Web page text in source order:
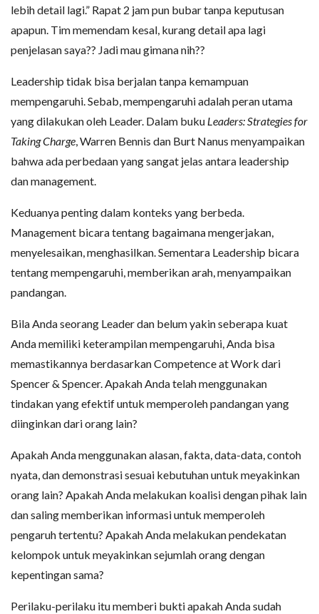
lebih detail lagi.” Rapat 2 jam pun bubar tanpa keputusan
apapun. Tim memendam kesal, kurang detail apa lagi
penjelasan saya?? Jadi mau gimana nih??
Leadership tidak bisa berjalan tanpa kemampuan
mempengaruhi. Sebab, mempengaruhi adalah peran utama
yang dilakukan oleh Leader. Dalam buku Leaders: Strategies for
Taking Charge, Warren Bennis dan Burt Nanus menyampaikan
bahwa ada perbedaan yang sangat jelas antara leadership
dan management.
Keduanya penting dalam konteks yang berbeda.
Management bicara tentang bagaimana mengerjakan,
menyelesaikan, menghasilkan. Sementara Leadership bicara
tentang mempengaruhi, memberikan arah, menyampaikan
pandangan.
Bila Anda seorang Leader dan belum yakin seberapa kuat
Anda memiliki keterampilan mempengaruhi, Anda bisa
memastikannya berdasarkan Competence at Work dari
Spencer & Spencer. Apakah Anda telah menggunakan
tindakan yang efektif untuk memperoleh pandangan yang
diinginkan dari orang lain?
Apakah Anda menggunakan alasan, fakta, data-data, contoh
nyata, dan demonstrasi sesuai kebutuhan untuk meyakinkan
orang lain? Apakah Anda melakukan koalisi dengan pihak lain
dan saling memberikan informasi untuk memperoleh
pengaruh tertentu? Apakah Anda melakukan pendekatan
kelompok untuk meyakinkan sejumlah orang dengan
kepentingan sama?
Perilaku-perilaku itu memberi bukti apakah Anda sudah